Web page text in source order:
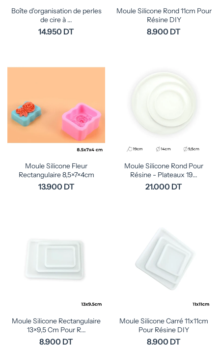
Boîte d'organisation de perles
de cire à ...
14.950 DT
Moule Silicone Rond 11cm Pour
Résine DIY
8.900 DT
Moule Silicone Fleur
Rectangulaire 8,5×7×4cm
13.900 DT
Moule Silicone Rond Pour
Résine - Plateaux 19...
21.000 DT
Moule Silicone Rectangulaire
13×9,5 Cm Pour R...
8.900 DT
Moule Silicone Carré 11x11cm
Pour Résine DIY
8.900 DT